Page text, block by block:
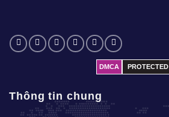
DMCA PROTECTED
Thông tin chung